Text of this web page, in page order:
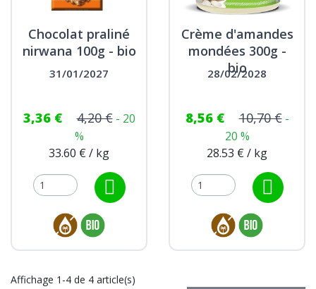
Chocolat praliné
nirwana 100g - bio
31/01/2027
3,36 € 4,20 € - 20
%
33.60 € / kg
Crème d'amandes
mondées 300g -
bio
28/02/2028
8,56 € 10,70 € -
20 %
28.53 € / kg
Affichage 1-4 de 4 article(s)